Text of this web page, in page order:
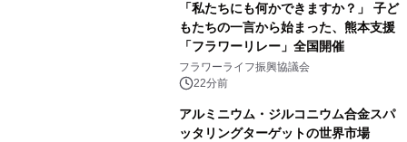
「私たちにも何かできますか？」 子ど
もたちの一言から始まった、熊本支援
「フラワーリレー」全国開催
フラワーライフ振興協議会
22分前
アルミニウム・ジルコニウム合金スパ
ッタリングターゲットの世界市場